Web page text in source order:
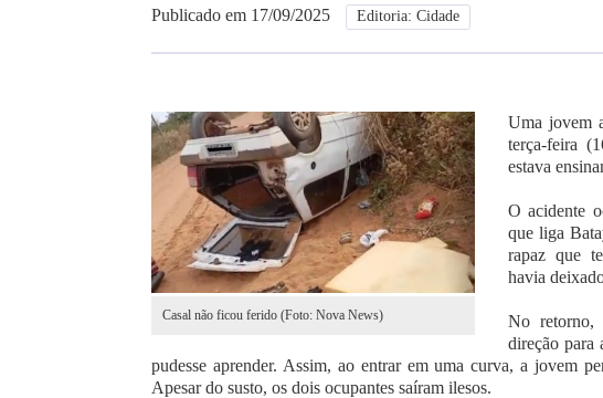
Publicado em 17/09/2025 Editoria: Cidade
Casal não ficou ferido (Foto: Nova News)
Uma jovem
terça-feira
estava
O acidente
que liga
rapaz que
havia
No retorno,
direção para
pudesse aprender. Assim, ao entrar em uma curva, a jovem
Apesar do susto, os dois ocupantes saíram ilesos.